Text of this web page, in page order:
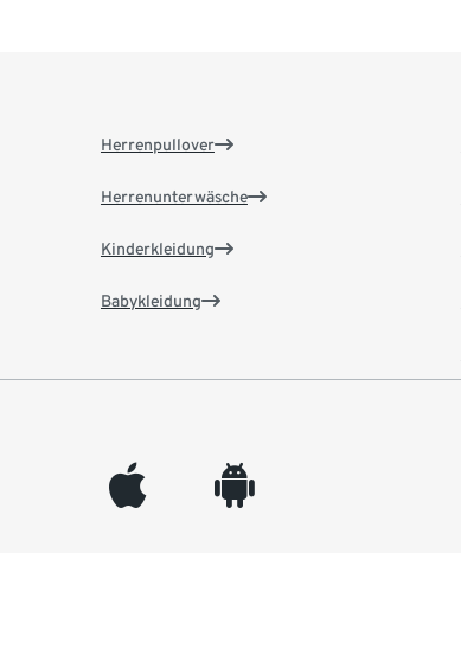
Herrenpullover
Herrenunterwäsche
Kinderkleidung
Babykleidung
appleinc android